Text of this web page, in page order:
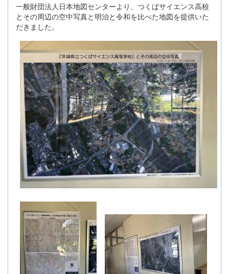
一般財団法人日本地図センターより、つくばサイエンス高校
とその周辺の空中写真と明治と令和を比べた地図を提供いた
だきました。